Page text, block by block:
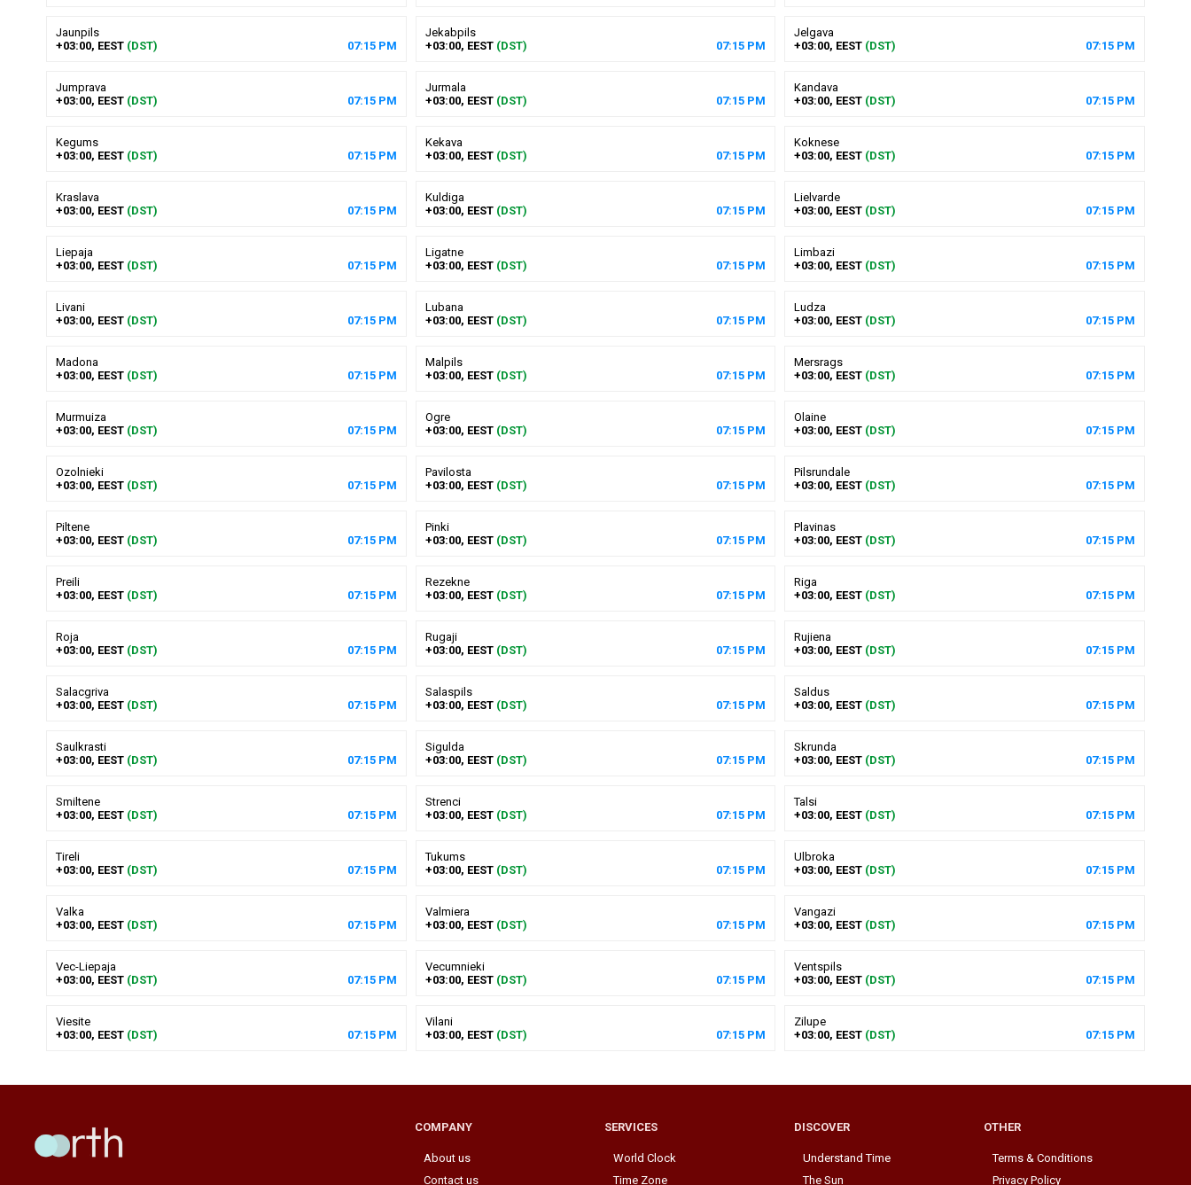
Jaunpils
+03:00, EEST (DST) 07:15PM
Jekabpils
+03:00, EEST (DST) 07:15 PM
Jelgava
+03:00, EEST (DST) 07:15PM
Jumprava
+03:00, EEST (DST) 07:15PM
Jurmala
+03:00, EEST (DST) 07:15 PM
Kandava
+03:00, EEST (DST) 07:15PM
Kegums
+03:00, EEST (DST) 07:15PM
Kekava
+03:00, EEST (DST) 07:15 PM
Koknese
+03:00, EEST (DST) 07:15PM
Kraslava
+03:00, EEST (DST) 07:15PM
Kuldiga
+03:00, EEST (DST) 07:15 PM
Lielvarde
+03:00, EEST (DST) 07:15PM
Liepaja
+03:00, EEST (DST) 07:15PM
Ligatne
+03:00, EEST (DST) 07:15 PM
Limbazi
+03:00, EEST (DST) 07:15PM
Livani
+03:00, EEST (DST) 07:15PM
Lubana
+03:00, EEST (DST) 07:15 PM
Ludza
+03:00, EEST (DST) 07:15PM
Madona
+03:00, EEST (DST) 07:15PM
Malpils
+03:00, EEST (DST) 07:15 PM
Mersrags
+03:00, EEST (DST) 07:15PM
Murmuiza
+03:00, EEST (DST) 07:15PM
Ogre
+03:00, EEST (DST) 07:15 PM
Olaine
+03:00, EEST (DST) 07:15PM
Ozolnieki
+03:00, EEST (DST) 07:15PM
Pavilosta
+03:00, EEST (DST) 07:15 PM
Pilsrundale
+03:00, EEST (DST) 07:15PM
Piltene
+03:00, EEST (DST) 07:15PM
Pinki
+03:00, EEST (DST) 07:15 PM
Plavinas
+03:00, EEST (DST) 07:15PM
Preili
+03:00, EEST (DST) 07:15PM
Rezekne
+03:00, EEST (DST) 07:15 PM
Riga
+03:00, EEST (DST) 07:15PM
Roja
+03:00, EEST (DST) 07:15PM
Rugaji
+03:00, EEST (DST) 07:15 PM
Rujiena
+03:00, EEST (DST) 07:15PM
Salacgriva
+03:00, EEST (DST) 07:15PM
Salaspils
+03:00, EEST (DST) 07:15 PM
Saldus
+03:00, EEST (DST) 07:15PM
Saulkrasti
+03:00, EEST (DST) 07:15PM
Sigulda
+03:00, EEST (DST) 07:15 PM
Skrunda
+03:00, EEST (DST) 07:15PM
Smiltene
+03:00, EEST (DST) 07:15PM
Strenci
+03:00, EEST (DST) 07:15 PM
Talsi
+03:00, EEST (DST) 07:15PM
Tireli
+03:00, EEST (DST) 07:15PM
Tukums
+03:00, EEST (DST) 07:15 PM
Ulbroka
+03:00, EEST (DST) 07:15PM
Valka
+03:00, EEST (DST) 07:15PM
Valmiera
+03:00, EEST (DST) 07:15 PM
Vangazi
+03:00, EEST (DST) 07:15PM
Vec-Liepaja
+03:00, EEST (DST) 07:15PM
Vecumnieki
+03:00, EEST (DST) 07:15 PM
Ventspils
+03:00, EEST (DST) 07:15PM
Viesite
+03:00, EEST (DST) 07:15PM
Vilani
+03:00, EEST (DST) 07:15 PM
Zilupe
+03:00, EEST (DST) 07:15PM
COMPANY
About us
Contact us
SERVICES
World Clock
Time Zone
DISCOVER
Understand Time
The Sun
OTHER
Terms & Conditions
Privacy Policy